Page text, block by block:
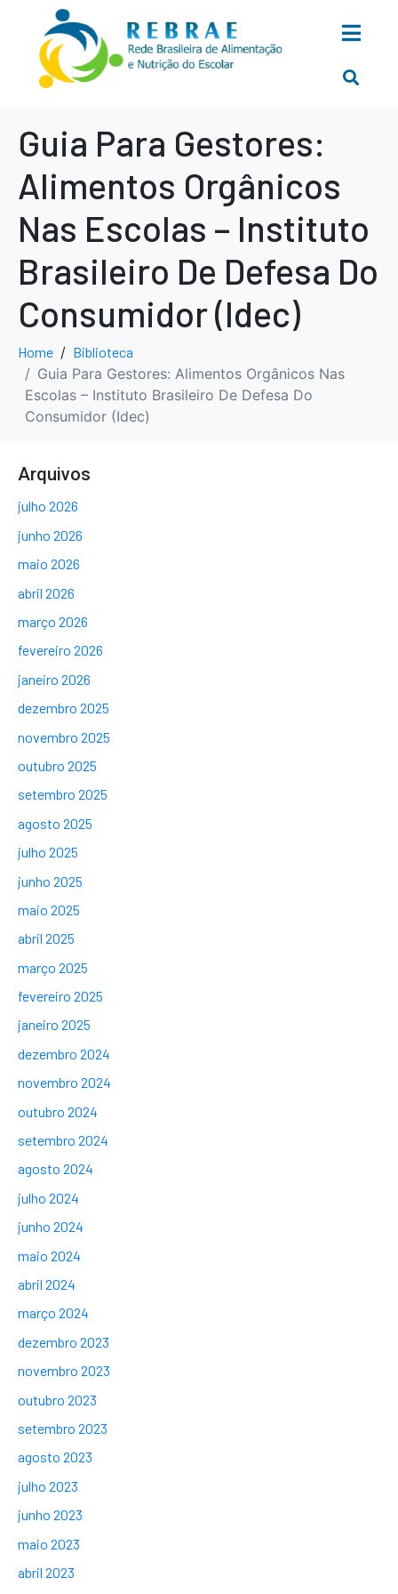
Guia Para Gestores:
Alimentos Orgânicos
Nas Escolas – Instituto
Brasileiro De Defesa Do
Consumidor (Idec)
Home Biblioteca
Guia Para Gestores: Alimentos Orgânicos Nas
Escolas – Instituto Brasileiro De Defesa Do
Consumidor (Idec)
Arquivos
julho 2026
junho 2026
maio 2026
abril 2026
março 2026
fevereiro 2026
janeiro 2026
dezembro 2025
novembro 2025
outubro 2025
setembro 2025
agosto 2025
julho 2025
junho 2025
maio 2025
abril 2025
março 2025
fevereiro 2025
janeiro 2025
dezembro 2024
novembro 2024
outubro 2024
setembro 2024
agosto 2024
julho 2024
junho 2024
maio 2024
abril 2024
março 2024
dezembro 2023
novembro 2023
outubro 2023
setembro 2023
agosto 2023
julho 2023
junho 2023
maio 2023
abril 2023